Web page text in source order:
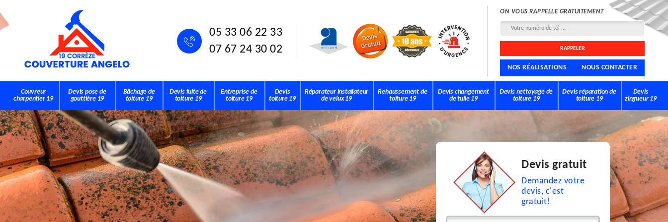
05 33 06 22 33
07 67 24 30 02
ON VOUS RAPPELLE GRATUITEMENT
NOS RÉALISATIONS NOUS CONTACTER
Couvreur
charpentier 19
Devis pose de
gouttière 19
Bâchage de
toiture 19
Devis fuite de
toiture 19
Entreprise de
toiture 19
Devis
toiture 19
Réparateur installateur
de velux 19
Rehaussement de
toiture 19
Devis changement
de tuile 19
Devis nettoyage de
toiture 19
Devis réparation de
toiture 19
Devis
zingueur 19
Devis gratuit
Demandez votre
devis, c'est
gratuit!